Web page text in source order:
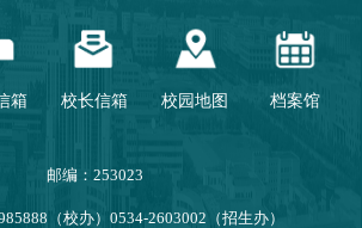
箱 校长信箱 校园地图 档案馆
邮编：253023
（校办）0534-2603002（招生办）